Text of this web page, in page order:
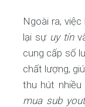
Ngoài ra,
lại sự uy tín
cung cấp số
chất lượng,
thu hút nhiều
mua sub